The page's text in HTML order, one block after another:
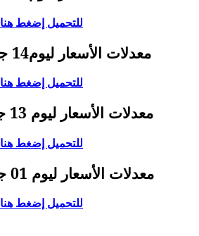
للتحميل إضغط هنا
معدلات الأسعار ليوم14 جويلية 2026
للتحميل إضغط هنا
معدلات الأسعار ليوم 13 جويلية 2026
للتحميل إضغط هنا
معدلات الأسعار ليوم 01 جويلية 2026
للتحميل إضغط هنا